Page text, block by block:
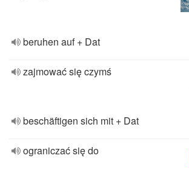
beruhen auf + Dat
zajmować się czymś
beschäftigen sich mit + Dat
ograniczać się do